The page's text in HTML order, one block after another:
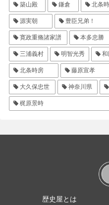
築山殿 鎌倉 北条
源実朝 豊臣兄弟！
寛政重脩諸家譜 本多忠勝
三浦義村 明智光秀 和
北条時房 藤原宣孝
大久保忠世 神奈川県
梶原景時
歴史屋とは